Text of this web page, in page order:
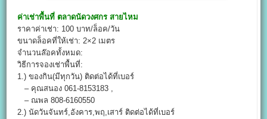
ค่าเช่าพื้นที่ ตลาดนัดวงศกร สายไหม
ราคาค่าเช่า: 100 บาท/ล็อค/วัน
ขนาดล็อคที่ให้เช่า: 2×2 เมตร
จำนวนล๊อคทั้งหมด:
วิธีการจองเช่าพื้นที่:
1.) ของกิน(มีทุกวัน) ติดต่อได้ที่เบอร์
– คุณสนอง 061-8153183 ,
– ณพล 808-6160550
2.) นัดวันจันทร์,อังคาร,พฤ,เสาร์ ติดต่อได้ที่เบอร์